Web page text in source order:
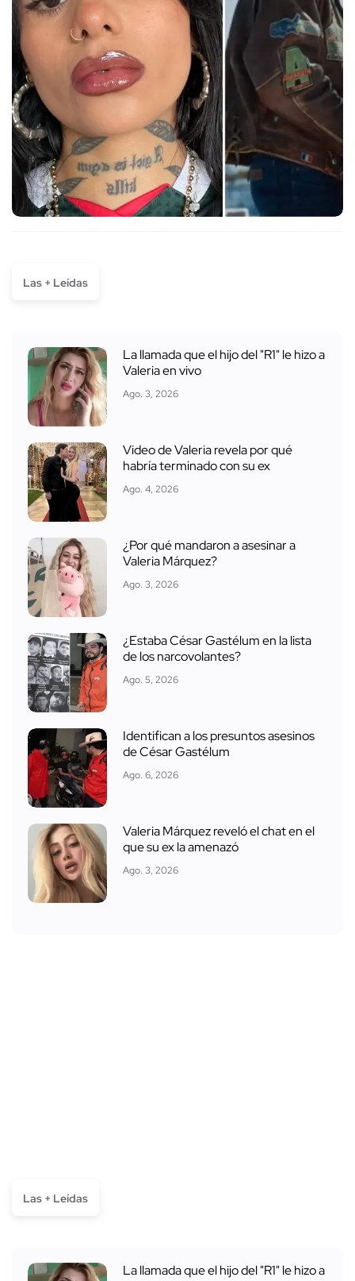
Las + Leídas
La llamada que el hijo del "R1" le hizo a
Valeria en vivo
Ago. 3, 2026
Video de Valeria revela por qué
habría terminado con su ex
Ago. 4, 2026
¿Por qué mandaron a asesinar a
Valeria Márquez?
Ago. 3, 2026
¿Estaba César Gastélum en la lista
de los narcovolantes?
Ago. 5, 2026
Identifican a los presuntos asesinos
de César Gastélum
Ago. 6, 2026
Valeria Márquez reveló el chat en el
que su ex la amenazó
Ago. 3, 2026
Las + Leídas
La llamada que el hijo del "R1" le hizo a